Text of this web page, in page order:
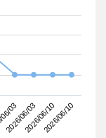
03
2026/06/032026/06/102026/06/10